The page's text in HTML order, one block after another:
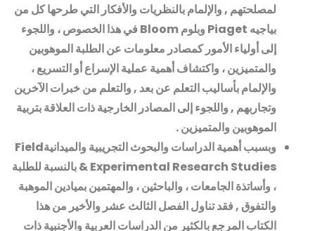
لمصلحتهم , والإلمام بالنظريات والأفكار التي طرحها كل من
بياجيه
وبلوم
في هذا الخصوص ، واللجوء
إلى أولياء الأمور كمصادر معلومات عن الطلبة الموهوبين
والمتميزين ، واكتشاف أهمية عملية الإسراع أو التسريع ،
والإلمام بأساليب التعلم عن بعد , والتعلم من خبرات الآخرين
وتجاربهم , واللجوء إلى المصادر الخارجية ذات العلاقة بتربية
الموهوبين والمتميزين.
وبسبب أهمية الدراسات والبحوث التجريبية والميدانيةField
& Experimental Research Studiesبالنسبة للطلبة
، وأساتذة الجامعات ، والباحثين ، والمهتمين بميادين الموهبة
والتفوق , فقد تناول الفصل الثالث عشر والأخير من هذا
الكتاب المرجع بالكثير من الدراسات العربية والأجنبية ذات